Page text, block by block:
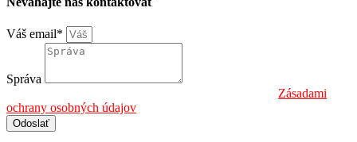
Váš email*
Správa
Zásadami
ochrany osobných údajov
Odoslať